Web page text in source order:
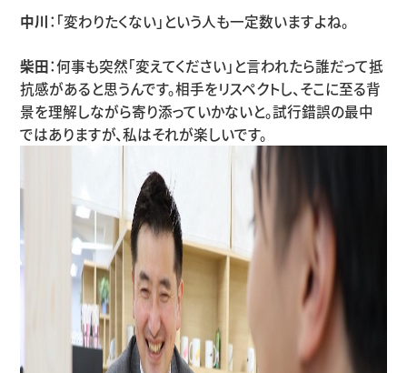
中川：「変わりたくない」という人も一定数いますよね。
柴田：何事も突然「変えてください」と言われたら誰だって抵
抗感があると思うんです。相手をリスペクトし、そこに至る背
景を理解しながら寄り添っていかないと。試行錯誤の最中
ではありますが、私はそれが楽しいです。